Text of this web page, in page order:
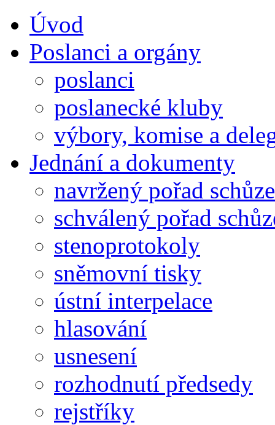
Úvod
Poslanci a orgány
poslanci
poslanecké kluby
výbory, komise a
Jednání a dokumenty
navržený pořad schůze
schválený pořad
stenoprotokoly
sněmovní tisky
ústní interpelace
hlasování
usnesení
rozhodnutí předsedy
rejstříky